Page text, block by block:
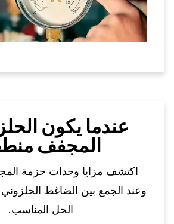
عندما يكون
المجفف
اكتشف مزايا وحدات حزمة
وعند الجمع بين الضاغط
الحل المناسب.